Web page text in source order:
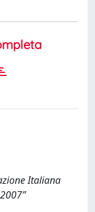
Italiana